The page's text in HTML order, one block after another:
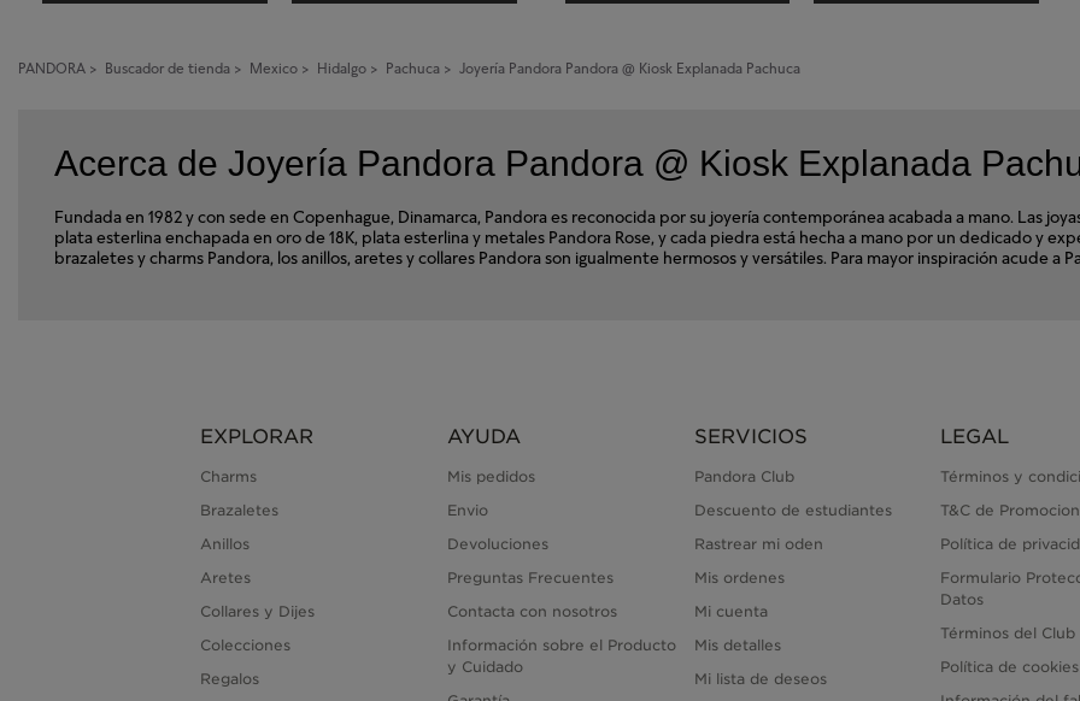
PANDORA > Buscador de tienda > Mexico > Hidalgo > Pachuca > Joyería Pandora Pandora @ Kiosk Explanada Pachuca
Acerca de Joyería Pandora Pandora @ Kiosk Explanada
Fundada en 1982 y con sede en Copenhague, Dinamarca, Pandora es reconocida por su joyería contemporánea acabada a mano. Las
plata esterlina enchapada en oro de 18K, plata esterlina y metales Pandora Rose, y cada piedra está hecha a mano por un dedicado y
brazaletes y charms Pandora, los anillos, aretes y collares Pandora son igualmente hermosos y versátiles. Para mayor inspiración acude a
EXPLORAR
Charms
Brazaletes
Anillos
Aretes
Collares y Dijes
Colecciones
Regalos
AYUDA
Mis pedidos
Envio
Devoluciones
Preguntas Frecuentes
Contacta con nosotros
Información sobre el Producto
y Cuidado
SERVICIOS
Pandora Club
Descuento de estudiantes
Rastrear mi oden
Mis ordenes
Mi cuenta
Mis detalles
Mi lista de deseos
LEGAL
Términos y
T&C de
Política de
Formulario
Datos
Términos del Club
Política de cookies